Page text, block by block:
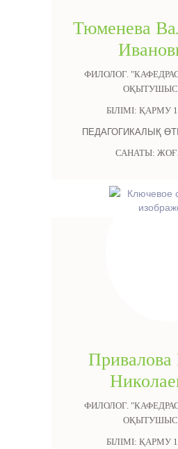
Тюменева
ФИЛОЛОГ.
БІЛІМІ: ҚАРМУ
ПЕДАГОГИКАЛЫҚ
САНАТЫ:
Привалова
ФИЛОЛОГ.
БІЛІМІ: ҚАРМУ